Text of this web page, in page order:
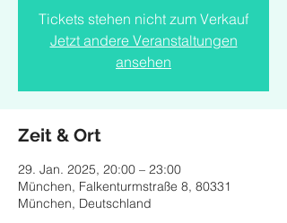
Tickets stehen nicht zum Verkauf
Jetzt andere Veranstaltungen
ansehen
Zeit & Ort
29. Jan. 2025, 20:00 – 23:00
München, Falkenturmstraße 8, 80331
München, Deutschland